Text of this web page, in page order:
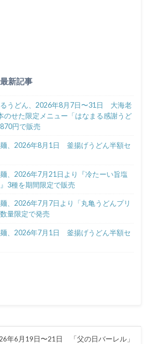
新記事
うどん、2026年8月7日〜31日 大海老
のせた限定メニュー「はなまる感謝うど
円で販売
、2026年8月1日 釜揚げうどん半額セ
、2026年7月21日より『冷たーい旨塩
3種を期間限定で販売
、2026年7月7日より「丸亀うどんプリ
量限定で発売
、2026年7月1日 釜揚げうどん半額セ
年6月19日〜21日 「父の日バーレル」